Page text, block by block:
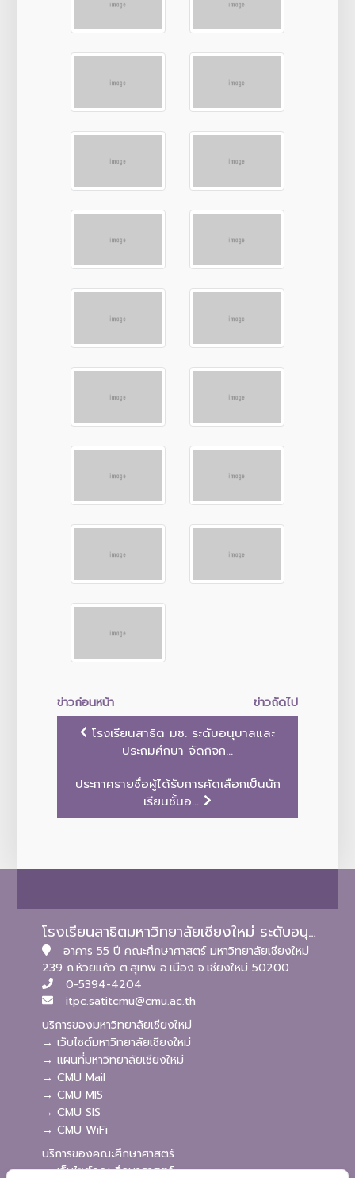
ข่าวก่อนหน้า
ข่าวถัดไป
โรงเรียนสาธิต มช. ระดับอนุบาลและ
ประถมศึกษา จัดกิจก...
ประกาศรายชื่อผู้ได้รับการคัดเลือกเป็นนัก
เรียนชั้นอ...
โรงเรียนสาธิตมหาวิทยาลัยเชียงใหม่ ระดับอนุบาลและประถมศึกษา
อาคาร 55 ปี คณะศึกษาศาสตร์ มหาวิทยาลัยเชียงใหม่
239 ถ.ห้วยแก้ว ต.สุเทพ อ.เมือง จ.เชียงใหม่ 50200
0-5394-4204
itpc.satitcmu@cmu.ac.th
บริการของมหาวิทยาลัยเชียงใหม่
→ เว็บไซต์มหาวิทยาลัยเชียงใหม่
→ แผนที่มหาวิทยาลัยเชียงใหม่
→ CMU Mail
→ CMU MIS
→ CMU SIS
→ CMU WiFi
บริการของคณะศึกษาศาสตร์
→ เว็บไซต์คณะศึกษาศาสตร์